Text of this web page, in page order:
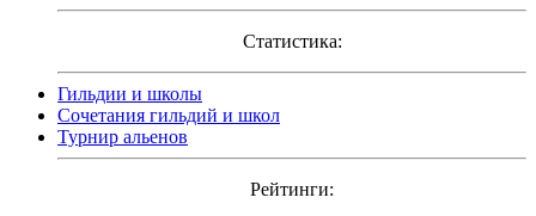
Статистика:
Гильдии и школы
Сочетания гильдий и школ
Турнир альенов
Рейтинги: